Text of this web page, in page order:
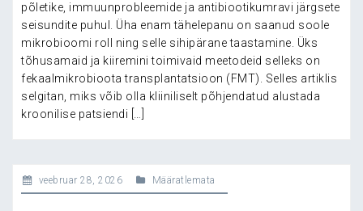
põletike, immuunprobleemide ja antibiootikumravi järgsete
seisundite puhul. Üha enam tähelepanu on saanud soole
mikrobioomi roll ning selle sihipärane taastamine. Üks
tõhusamaid ja kiiremini toimivaid meetodeid selleks on
fekaalmikrobioota transplantatsioon (FMT). Selles artiklis
selgitan, miks võib olla kliiniliselt põhjendatud alustada
kroonilise patsiendi […]
veebruar 28, 2026 Määratlemata